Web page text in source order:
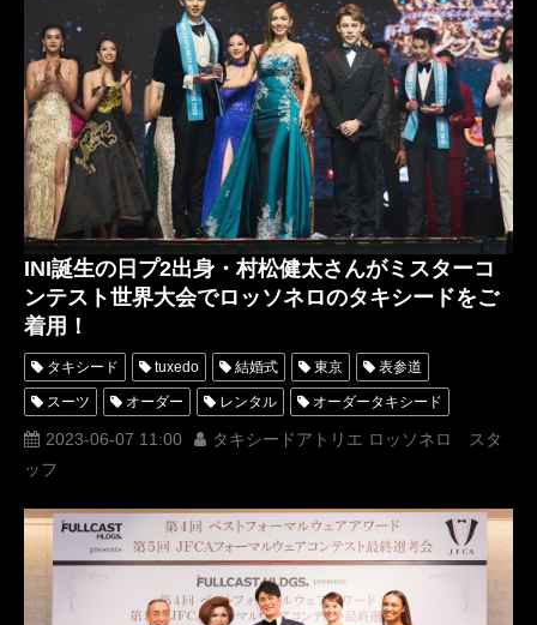
オーダータキシード東京 オーダータキシード名古屋
新郎衣装 レンタルタキシード東京
レンタルタキシード名古屋 横浜 ROSSONERO
タキシードオーダー東京 タキシードレンタル東京
タキシード靴 TuxedoKnight KimonoKnight
KimonoQueen きものクイーン きものナイト
JFCAフォーマルウェアコンテスト オーダータキシード横浜
レンタルタキシード横浜 神奈川県
第6回JFCAフォーマルウェアコンテスト ホテル雅叙園東京
第5回ベストフォーマルウェアアワード
八木勇征 アンミカ FANTASTICS ミスイブニングドレス
ミスタータキシート ベストフォーマルウェアアワード
タキシードナイト イブニングドレスクイ ーン
Evening DressQueen
INI誕生の日プ2出身・村松健太さんがミスターコ
ンテスト世界大会でロッソネロのタキシードをご
着用！
タキシード tuxedo 結婚式 東京 表参道
スーツ オーダー レンタル オーダータキシード
レンタルタキシード ロッソネロ 人気 横山宗生
MUNETAKAYOKOYAMA
ミスターコンテスト 名古屋 オーダータキシード東京
オーダータキシード名古屋 新郎衣装
レンタルタキシード東京 レンタルタキシード名古屋
ROSSONERO タキシードオーダー東京
2023-06-07 11:00
タキシードアトリエ ロッソネロ スタ
ッフ